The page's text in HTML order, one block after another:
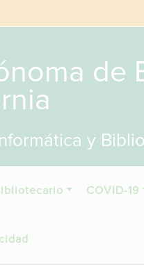
de
y
COVID-19